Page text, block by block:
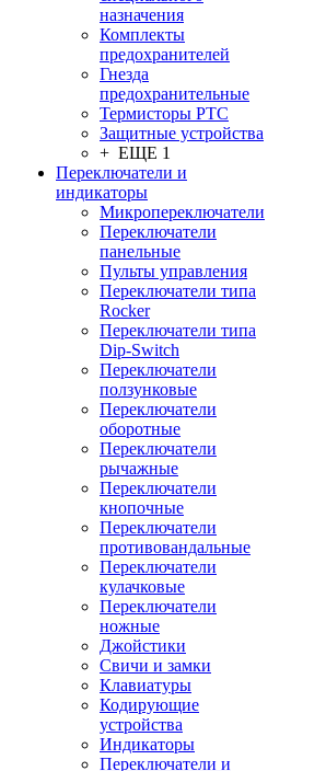
назначения
Комплекты
предохранителей
Гнезда
предохранительные
Термисторы PTC
Защитные устройства
+ ЕЩЕ 1
Переключатели и
индикаторы
Микропереключатели
Переключатели
панельные
Пульты управления
Переключатели типа
Rocker
Переключатели типа
Dip-Switch
Переключатели
ползунковые
Переключатели
оборотные
Переключатели
рычажные
Переключатели
кнопочные
Переключатели
противовандальные
Переключатели
кулачковые
Переключатели
ножные
Джойстики
Свичи и замки
Клавиатуры
Кодирующие
устройства
Индикаторы
Переключатели и